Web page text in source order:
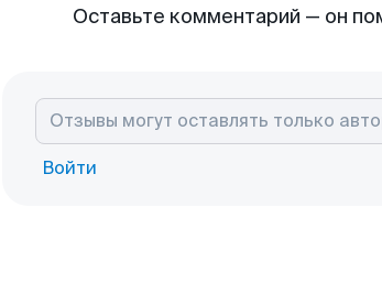
Оставьте комментарий — он
Войти